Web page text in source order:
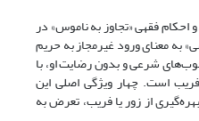
احکام فقهی «تجاوز به ناموس» در
به معنای ورود غیرمجاز به حریم
شرعی و بدون رضایت او، با
فریب است. چهار ویژگی اصلی این
از زور یا فریب، تعرض به